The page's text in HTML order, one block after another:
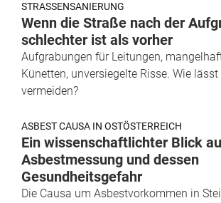
STRASSENSANIERUNG
Wenn die Straße nach der
schlechter ist als vorher
Aufgrabungen für Leitungen,
Künetten, unversiegelte Risse. Wie
vermeiden?
ASBEST CAUSA IN OSTÖSTERREICH
Ein wissenschaftlichter Blick
Asbestmessung und dessen
Gesundheitsgefahr
Die Causa um Asbestvorkommen in